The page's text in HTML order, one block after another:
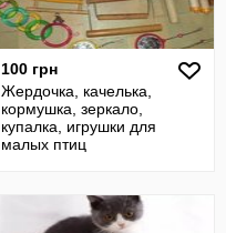
100 грн
Жердочка, качелька,
кормушка, зеркало,
купалка, игрушки для
малых птиц